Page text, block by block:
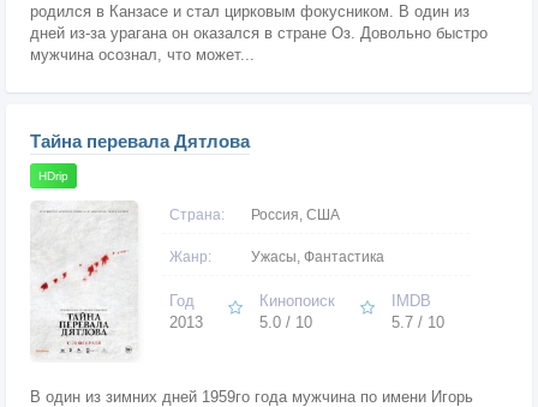
родился в Канзасе и стал цирковым фокусником. В один из
дней из-за урагана он оказался в стране Оз. Довольно быстро
мужчина осознал, что может...
Тайна перевала Дятлова
HDrip
Страна: Россия, США
Жанр: Ужасы, Фантастика
Год
2013
Кинопоиск
5.0 / 10
IMDB
5.7 / 10
В один из зимних дней 1959го года мужчина по имени Игорь